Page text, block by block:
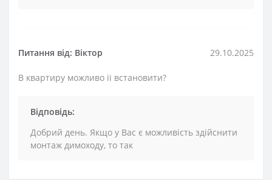
Питання від: Віктор 29.10.2025
В квартиру можливо ії встановити?
Відповідь:
Добрий день. Якщо у Вас є можливість здійснити
монтаж димоходу, то так